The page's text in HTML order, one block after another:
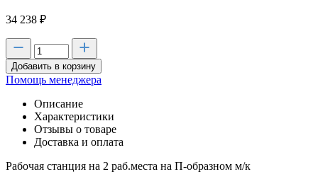
34 238 ₽
Добавить в корзину
Помощь менеджера
Описание
Характеристики
Отзывы о товаре
Доставка и оплата
Рабочая станция на 2 раб.места на П-образном м/к